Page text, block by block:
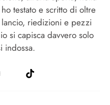
testato e scritto di oltre
riedizioni e pezzi
si capisca davvero solo
indossa.